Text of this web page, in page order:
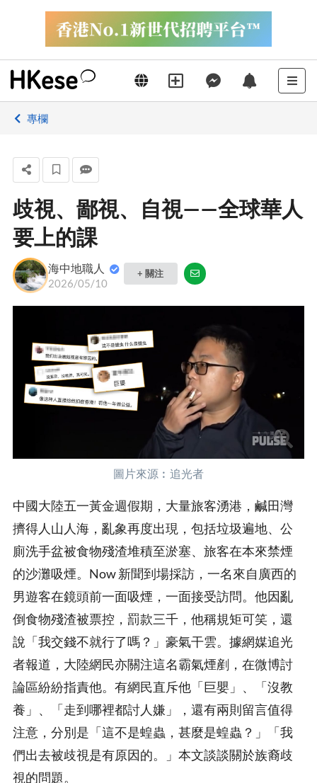
專欄
歧視、鄙視、自視——全球華人
要上的課
海中地職人
2026/05/10
+ 關注
圖片來源︰追光者
中國大陸五一黃金週假期，大量旅客湧港，鹹田灣
擠得人山人海，亂象再度出現，包括垃圾遍地、公
廁洗手盆被食物殘渣堆積至淤塞、旅客在本來禁煙
的沙灘吸煙。Now 新聞到場採訪，一名來自廣西的
男遊客在鏡頭前一面吸煙，一面接受訪問。他因亂
倒食物殘渣被票控，罰款三千，他稱規矩可笑，還
說「我交錢不就行了嗎？」豪氣干雲。據網媒追光
者報道，大陸網民亦關注這名霸氣煙剷，在微博討
論區紛紛指責他。有網民直斥他「巨嬰」、「沒教
養」、「走到哪裡都討人嫌」，還有兩則留言值得
注意，分別是「這不是蝗蟲，甚麼是蝗蟲？」「我
們出去被歧視是有原因的。」本文談談關於族裔歧
視的問題。